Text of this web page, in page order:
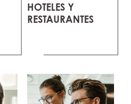
HOTELES Y
RESTAURANTES